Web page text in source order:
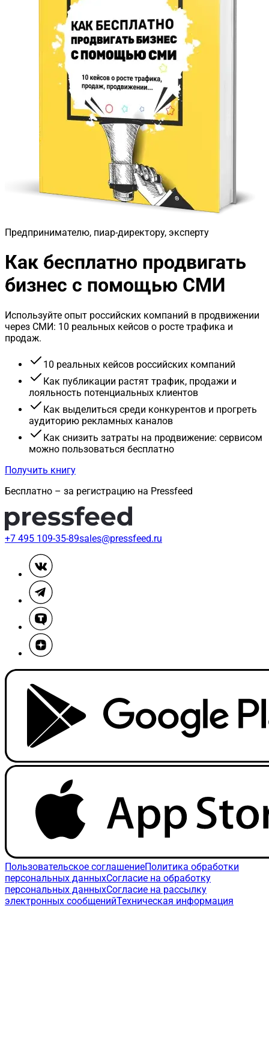
Предпринимателю, пиар-директору, эксперту
Как бесплатно продвигать
бизнес с помощью СМИ
Используйте опыт российских компаний в продвижении
через СМИ: 10 реальных кейсов о росте трафика и
продаж.
10 реальных кейсов российских компаний
Как публикации растят трафик, продажи и
лояльность потенциальных клиентов
Как выделиться среди конкурентов и прогреть
аудиторию рекламных каналов
Как снизить затраты на продвижение: сервисом
можно пользоваться бесплатно
Получить книгу
Бесплатно – за регистрацию на Pressfeed
+7 495 109-35-89sales@pressfeed.ru
Пользовательское соглашениеПолитика обработки
персональных данныхСогласие на обработку
персональных данныхСогласие на рассылку
электронных сообщенийТехническая информация